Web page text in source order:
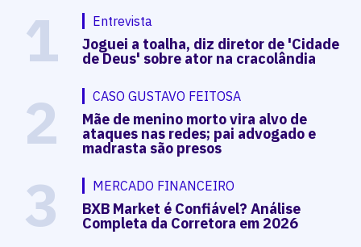
1 Entrevista
Joguei a toalha, diz diretor de 'Cidade
de Deus' sobre ator na cracolândia
2 CASO GUSTAVO FEITOSA
Mãe de menino morto vira alvo de
ataques nas redes; pai advogado e
madrasta são presos
3 MERCADO FINANCEIRO
BXB Market é Confiável? Análise
Completa da Corretora em 2026